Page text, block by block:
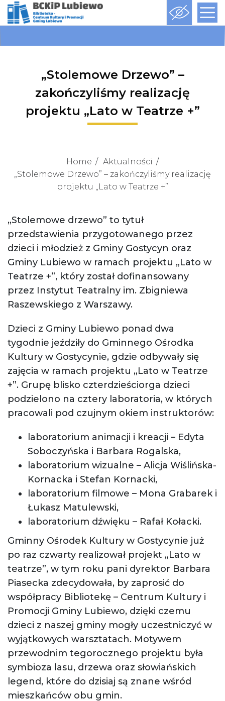
„Stolemowe Drzewo” –
zakończyliśmy realizację
projektu „Lato w Teatrze +”
Home
Aktualności
„Stolemowe Drzewo” – zakończyliśmy realizację
projektu „Lato w Teatrze +”
„Stolemowe drzewo” to tytuł
przedstawienia przygotowanego przez
dzieci i młodzież z Gminy Gostycyn oraz
Gminy Lubiewo w ramach projektu „Lato w
Teatrze +”, który został dofinansowany
przez Instytut Teatralny im. Zbigniewa
Raszewskiego z Warszawy.
Dzieci z Gminy Lubiewo ponad dwa
tygodnie jeździły do Gminnego Ośrodka
Kultury w Gostycynie, gdzie odbywały się
zajęcia w ramach projektu „Lato w Teatrze
+”. Grupę blisko czterdzieściorga dzieci
podzielono na cztery laboratoria, w których
pracowali pod czujnym okiem instruktorów:
laboratorium animacji i kreacji – Edyta
Soboczyńska i Barbara Rogalska,
laboratorium wizualne – Alicja Wiślińska-
Kornacka i Stefan Kornacki,
laboratorium filmowe – Mona Grabarek i
Łukasz Matulewski,
laboratorium dźwięku – Rafał Kołacki.
Gminny Ośrodek Kultury w Gostycynie już
po raz czwarty realizował projekt „Lato w
teatrze”, w tym roku pani dyrektor Barbara
Piasecka zdecydowała, by zaprosić do
współpracy Bibliotekę – Centrum Kultury i
Promocji Gminy Lubiewo, dzięki czemu
dzieci z naszej gminy mogły uczestniczyć w
wyjątkowych warsztatach. Motywem
przewodnim tegorocznego projektu była
symbioza lasu, drzewa oraz słowiańskich
legend, które do dzisiaj są znane wśród
mieszkańców obu gmin.